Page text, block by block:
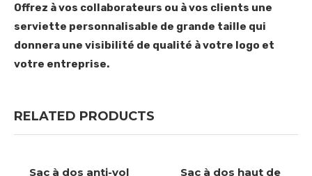
Offrez à vos collaborateurs ou à vos clients une
serviette personnalisable de grande taille qui
donnera une visibilité de qualité à votre logo et
votre entreprise.
RELATED PRODUCTS
Sac à dos anti-vol
Sac à dos haut de